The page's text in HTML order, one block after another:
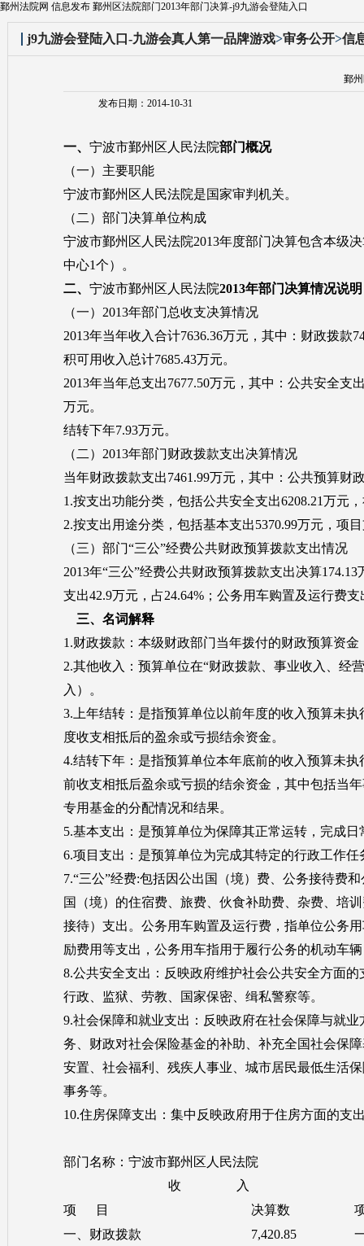
鄞州法院网 信息发布 鄞州区法院部门2013年部门决算-j9九游会登陆入口
j9九游会登陆入口-九游会真人第一品牌游戏>审务公开>信
鄞
发布日期：2014-10-31
一、 宁波市鄞州区人民法院部门概况
（一）主要职能
宁波市鄞州区人民法院是国家审判机关。
（二）部门决算单位构成
宁波市鄞州区人民法院2013年度部门决算包含本级
中心1个）。
二、 宁波市鄞州区人民法院2013年部门决算情况说明
（一）2013年部门总收支决算情况
2013年当年收入合计7636.36万元，其中：财政拨款
积可用收入总计7685.43万元。
2013年当年总支出7677.50万元，其中：公共安全支
万元。
结转下年7.93万元。
（二）2013年部门财政拨款支出决算情况
当年财政拨款支出7461.99万元，其中：公共预算财
1.按支出功能分类，包括公共安全支出6208.21万元
2.按支出用途分类，包括基本支出5370.99万元，项
（三）部门“三公”经费公共财政预算拨款支出情况
2013年“三公”经费公共财政预算拨款支出决算
支出42.9万元，占24.64%；公务用车购置及运行费支
三、名词解释
1.财政拨款：本级财政部门当年拨付的财政预算资
2.其他收入：预算单位在“财政拨款、事业收入、经
入）。
3.上年结转：是指预算单位以前年度的收入预算未
度收支相抵后的盈余或亏损结余资金。
4.结转下年：是指预算单位本年底前的收入预算未
前收支相抵后盈余或亏损的结余资金，其中包括当
专用基金的分配情况和结果。
5.基本支出：是预算单位为保障其正常运转，完成
6.项目支出：是预算单位为完成其特定的行政工作
7.“三公”经费:包括因公出国（境）费、公务接待费
国（境）的住宿费、旅费、伙食补助费、杂费、培
接待）支出。公务用车购置及运行费，指单位公务
励费用等支出，公务用车指用于履行公务的机动车
8.公共安全支出：反映政府维护社会公共安全方面
行政、监狱、劳教、国家保密、缉私警察等。
9.社会保障和就业支出：反映政府在社会保障与就
务、财政对社会保险基金的补助、补充全国社会保
安置、社会福利、残疾人事业、城市居民最低生活
事务等。
10.住房保障支出：集中反映政府用于住房方面的支
部门名称：宁波市鄞州区人民法院
收 入
项 目
决算数
一、财政拨款
7,420.85